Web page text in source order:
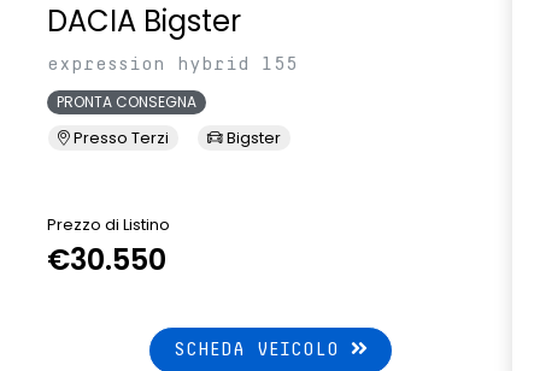
DACIA Bigster
expression hybrid 155
PRONTA CONSEGNA
Presso Terzi Bigster
Prezzo di Listino
€30.550
SCHEDA VEICOLO